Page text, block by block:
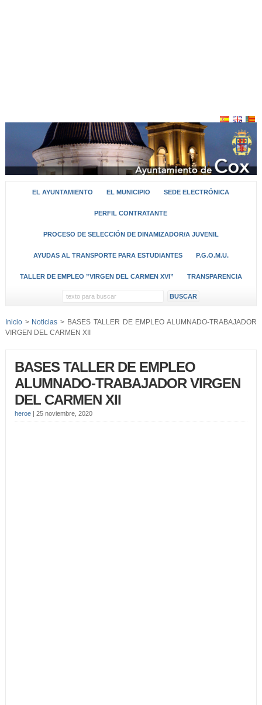
EL AYUNTAMIENTO EL MUNICIPIO SEDE ELECTRÓNICA
PERFIL CONTRATANTE
PROCESO DE SELECCIÓN DE DINAMIZADOR/A JUVENIL
AYUDAS AL TRANSPORTE PARA ESTUDIANTES P.G.O.M.U.
TALLER DE EMPLEO ”VIRGEN DEL CARMEN XVI” TRANSPARENCIA
Inicio> Noticias > BASES TALLER DE EMPLEO ALUMNADO-TRABAJADOR
VIRGEN DEL CARMEN XII
BASES TALLER DE EMPLEO
ALUMNADO-TRABAJADOR VIRGEN
DEL CARMEN XII
heroe| 25 noviembre, 2020